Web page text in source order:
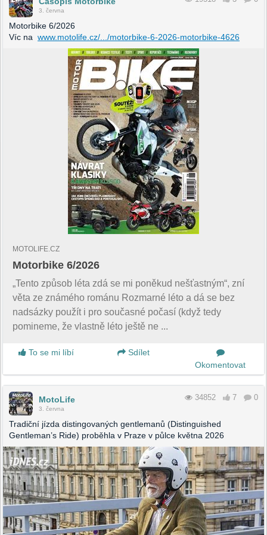
3. června
Motorbike 6/2026
Víc na www.motolife.cz/.../motorbike-6-2026-motorbike-4626
MOTOLIFE.CZ
Motorbike 6/2026
„Tento způsob léta zdá se mi poněkud nešťastným“, zní
věta ze známého románu Rozmarné léto a dá se bez
nadsázky použít i pro současné počasí (když tedy
pomineme, že vlastně léto ještě ne ...
To se mi líbí
Sdílet
Okomentovat
MotoLife
3. června
34852 7 0
Tradiční jízda distingovaných gentlemanů (Distinguished
Gentleman’s Ride) proběhla v Praze v půlce května 2026